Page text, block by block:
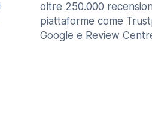
oltre 250.000
piattaforme come
Google e Review